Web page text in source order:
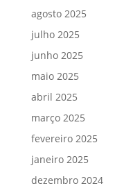
agosto 2025
julho 2025
junho 2025
maio 2025
abril 2025
março 2025
fevereiro 2025
janeiro 2025
dezembro 2024